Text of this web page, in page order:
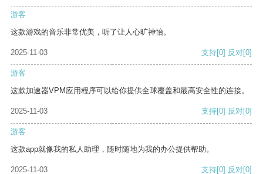
游客
这款游戏的音乐非常优美，听了让人心旷神怡。
2025-11-03 支持[0] 反对[0]
游客
这款加速器VPM应用程序可以给你提供全球覆盖和最高安全性的连接。
2025-11-03 支持[0] 反对[0]
游客
这款app就像我的私人助理，随时随地为我的办公提供帮助。
2025-11-03 支持[0] 反对[0]